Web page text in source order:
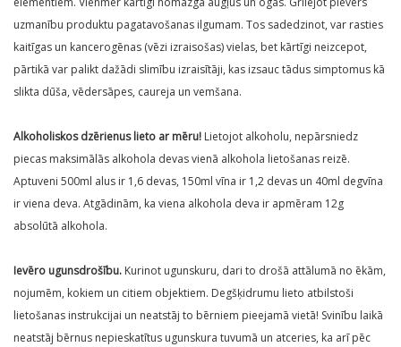
uzmanību produktu pagatavošanas ilgumam. Tos sadedzinot, var rasties
kaitīgas un kancerogēnas (vēzi izraisošas) vielas, bet kārtīgi neizcepot,
pārtikā var palikt dažādi slimību izraisītāji, kas izsauc tādus simptomus kā
slikta dūša, vēdersāpes, caureja un vemšana.
Alkoholiskos dzērienus lieto ar mēru! Lietojot alkoholu, nepārsniedz
piecas maksimālās alkohola devas vienā alkohola lietošanas reizē.
Aptuveni 500ml alus ir 1,6 devas, 150ml vīna ir 1,2 devas un 40ml degvīna
ir viena deva. Atgādinām, ka viena alkohola deva ir apmēram 12g
absolūtā alkohola.
Ievēro ugunsdrošību. Kurinot ugunskuru, dari to drošā attālumā no ēkām,
nojumēm, kokiem un citiem objektiem. Degšķidrumu lieto atbilstoši
lietošanas instrukcijai un neatstāj to bērniem pieejamā vietā! Svinību laikā
neatstāj bērnus nepieskatītus ugunskura tuvumā un atceries, ka arī pēc